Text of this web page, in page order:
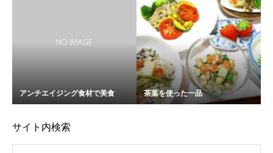
アンチエイジング食材で美食 茶葉を使った一品
サイト内検索